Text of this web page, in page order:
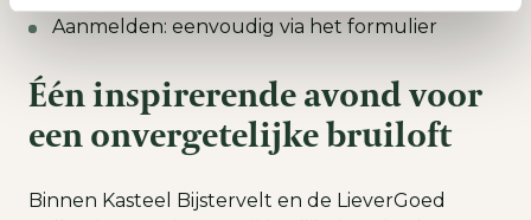
Aanmelden: eenvoudig via het formulier
Één inspirerende avond voor
een onvergetelijke bruiloft
Binnen Kasteel Bijstervelt en de LieverGoed